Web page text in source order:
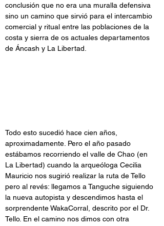
conclusión que no era una muralla defensiva
sino un camino que sirvió para el intercambio
comercial y ritual entre las poblaciones de la
costa y sierra de os actuales departamentos
de Áncash y La Libertad.
Todo esto sucedió hace cien años,
aproximadamente. Pero el año pasado
estábamos recorriendo el valle de Chao (en
La Libertad) cuando la arqueóloga Cecilia
Mauricio nos sugirió realizar la ruta de Tello
pero al revés: llegamos a Tanguche siguiendo
la nueva autopista y descendimos hasta el
sorprendente WakaCorral, descrito por el Dr.
Tello. En el camino nos dimos con otra